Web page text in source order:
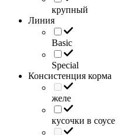
крупный
Линия
Basic
Special
Консистенция корма
желе
кусочки в соусе